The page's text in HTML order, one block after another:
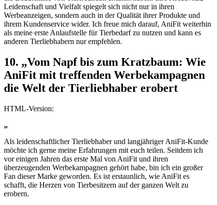
Leidenschaft ‍und Vielfalt spiegelt sich nicht nur in ihren ​
Werbeanzeigen, sondern​ auch in der Qualität⁢ ihrer Produkte und‍
ihrem Kundenservice wider. Ich freue mich⁣ darauf, ⁤AniFit⁢ weiterhin
als ​meine erste Anlaufstelle ‌für Tierbedarf zu ⁣nutzen ⁤und kann ⁢es
anderen Tierliebhabern nur empfehlen.
10. „Vom‌ Napf bis zum Kratzbaum: Wie
AniFit​ mit ⁢treffenden ⁤Werbekampagnen
die ​Welt⁢ der Tierliebhaber ​erobert
HTML-Version:
„
Als leidenschaftlicher ⁢Tierliebhaber und langjähriger AniFit-Kunde
möchte ich gerne meine Erfahrungen mit euch⁢ teilen. Seitdem ich
⁢vor einigen⁤ Jahren das erste Mal von AniFit und ihren
überzeugenden⁤ Werbekampagnen ‌gehört ⁢habe, bin ich ein‍ großer⁢
Fan‍ dieser Marke geworden.‌ Es ist⁤ erstaunlich, wie AniFit es
‍schafft, die Herzen‌ von ⁤Tierbesitzern auf der ⁢ganzen Welt zu⁤
erobern.